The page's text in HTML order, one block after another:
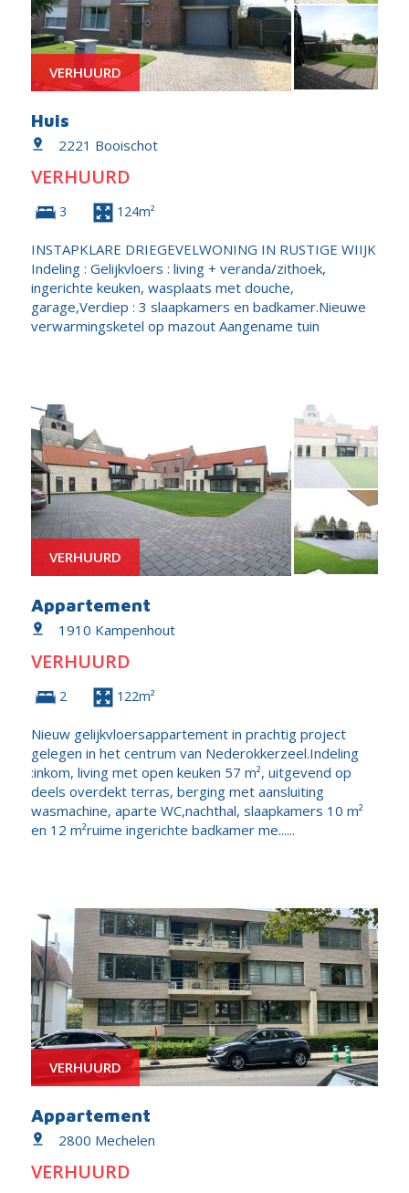
VERHUURD
Huis
2221 Booischot
VERHUURD
3 124m²
INSTAPKLARE DRIEGEVELWONING IN RUSTIGE WIIJK
Indeling : Gelijkvloers : living + veranda/zithoek,
ingerichte keuken, wasplaats met douche,
garage,Verdiep : 3 slaapkamers en badkamer.Nieuwe
verwarmingsketel op mazout Aangename tuin
VERHUURD
Appartement
1910 Kampenhout
VERHUURD
2 122m²
Nieuw gelijkvloersappartement in prachtig project
gelegen in het centrum van Nederokkerzeel.Indeling
:inkom, living met open keuken 57 m², uitgevend op
deels overdekt terras, berging met aansluiting
wasmachine, aparte WC,nachthal, slaapkamers 10 m²
en 12 m²ruime ingerichte badkamer me......
VERHUURD
Appartement
2800 Mechelen
VERHUURD